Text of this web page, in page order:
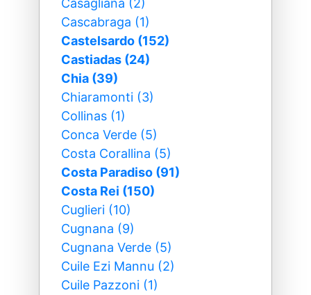
Casagliana (2)
Cascabraga (1)
Castelsardo (152)
Castiadas (24)
Chia (39)
Chiaramonti (3)
Collinas (1)
Conca Verde (5)
Costa Corallina (5)
Costa Paradiso (91)
Costa Rei (150)
Cuglieri (10)
Cugnana (9)
Cugnana Verde (5)
Cuile Ezi Mannu (2)
Cuile Pazzoni (1)